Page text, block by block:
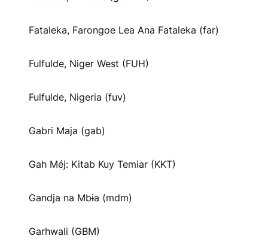
Fataleka, Farongoe Lea Ana Fataleka (far)
Fulfulde, Niger West (FUH)
Fulfulde, Nigeria (fuv)
Gabri Maja (gab)
Gah Méj: Kitab Kuy Temiar (KKT)
Gandja na Mbɨa (mdm)
Garhwali (GBM)